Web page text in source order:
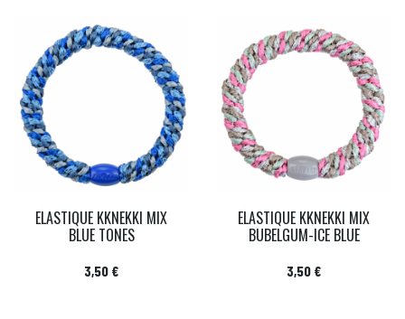
ELASTIQUE KKNEKKI MIX
BLUE TONES
Prix
3,50 €
ELASTIQUE KKNEKKI MIX
BUBELGUM-ICE BLUE
Prix
3,50 €